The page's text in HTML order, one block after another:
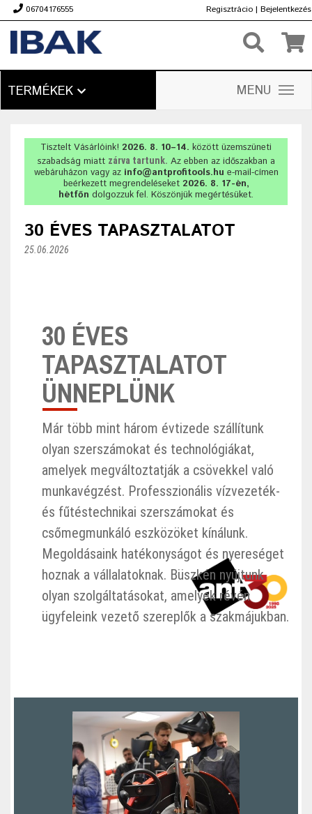
06704176555 Regisztrácio | Bejelentkezés
TERMÉKEK MENU
Tisztelt Vásárlóink! 2026. 8. 10–14. között üzemszüneti
szabadság miatt zárva tartunk. Az ebben az időszakban a
webáruházon vagy az info@antprofitools.hu e-mail-címen
beérkezett megrendeléseket 2026. 8. 17-én,
hétfőn dolgozzuk fel. Köszönjük megértésüket.
30 ÉVES TAPASZTALATOT
25.06.2026
30 ÉVES
TAPASZTALATOT
ÜNNEPLÜNK
Már több mint három évtizede szállítunk
olyan szerszámokat és technológiákat,
amelyek megváltoztatják a csövekkel való
munkavégzést. Professzionális vízvezeték-
és fűtéstechnikai szerszámokat és
csőmegmunkáló eszközöket kínálunk.
Megoldásaink hatékonyságot és nyereséget
hoznak a vállalatoknak. Büszkén nyújtunk
olyan szolgáltatásokat, amelyek révén
ügyfeleink vezető szereplők a szakmájukban.